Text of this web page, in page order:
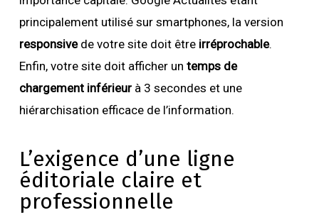
principalement utilisé sur smartphones, la version
responsivede votre site doit être irréprochable.
Enfin, votre site doit afficher un temps de
chargement inférieurà 3 secondes et une
hiérarchisation efficace de l’information.
L’exigence d’une ligne
éditoriale claire et
professionnelle